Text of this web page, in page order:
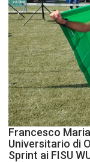
Francesco
Universitario di
Sprint ai FISU